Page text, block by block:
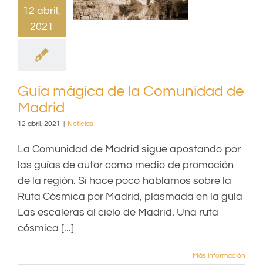
12 abril,
2021
Guía mágica de la Comunidad de
Madrid
12 abril, 2021 Noticias
La Comunidad de Madrid sigue apostando por
las guías de autor como medio de promoción
de la región. Si hace poco hablamos sobre la
Ruta Cósmica por Madrid, plasmada en la guía
Las escaleras al cielo de Madrid. Una ruta
cósmica [...]
Más información